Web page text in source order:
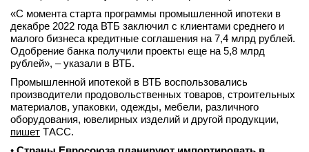
«С момента старта программы промышленной ипотеки в
декабре 2022 года ВТБ заключил с клиентами среднего и
малого бизнеса кредитные соглашения на 7,4 млрд рублей.
Одобрение банка получили проекты еще на 5,8 млрд
рублей», – указали в ВТБ.
Промышленной ипотекой в ВТБ воспользовались
производители продовольственных товаров, строительных
материалов, упаковки, одежды, мебели, различного
оборудования, ювелирных изделий и другой продукции,
пишет ТАСС.